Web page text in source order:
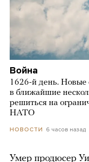
Война
1626-й день.
в ближайшие
решиться на
НАТО
НОВОСТИ 6 часов назад
Умер продюсер